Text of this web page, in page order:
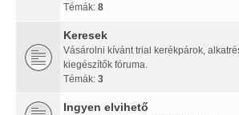
Témák: 8
Keresek
Vásárolni kívánt trial kerékpárok,
kiegészítők fóruma.
Témák: 3
Ingyen elvihető